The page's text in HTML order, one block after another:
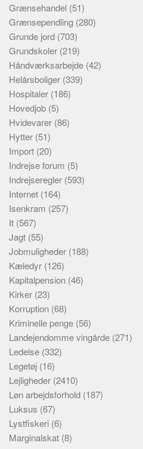
Grænsehandel (51)
Grænsependling (280)
Grunde jord (703)
Grundskoler (219)
Håndværksarbejde (42)
Helårsboliger (339)
Hospitaler (186)
Hovedjob (5)
Hvidevarer (86)
Hytter (51)
Import (20)
Indrejse forum (5)
Indrejseregler (593)
Internet (164)
Isenkram (257)
It (567)
Jagt (55)
Jobmuligheder (188)
Kæledyr (126)
Kapitalpension (46)
Kirker (23)
Korruption (68)
Kriminelle penge (56)
Landejendomme vingårde (271)
Ledelse (332)
Legetøj (16)
Lejligheder (2410)
Løn arbejdsforhold (187)
Luksus (67)
Lystfiskeri (6)
Marginalskat (8)